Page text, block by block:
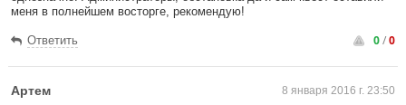
меня в полнейшем восторге, рекомендую!
Ответить 0/0
Артем 8 января 2016 г. 23:50